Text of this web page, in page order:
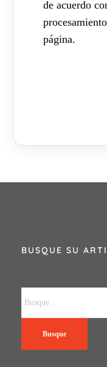
de acuerdo
página.
BUSQUE SU
Busque